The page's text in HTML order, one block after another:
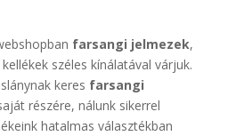
farsangi jelmezek,
széles kínálatával várjuk.
keres farsangi
részére, nálunk sikerrel
hatalmas választékban